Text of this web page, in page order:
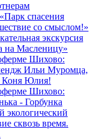
спасения
со смыслом!»
экскурсия
на Масленицу»
Шихово:
Ильи Муромца,
Коня Юлия!
Шихово:
- Горбунка
экологический
сквозь время.